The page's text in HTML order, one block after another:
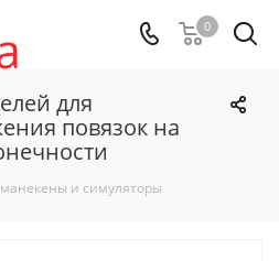
0
для
повязок на
и симуляторы